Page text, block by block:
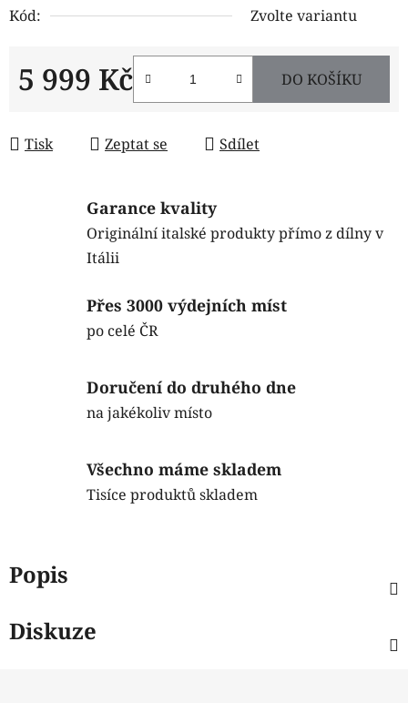
Kód:
Zvolte variantu
5 999 Kč DO KOŠÍKU
Tisk Zeptat se Sdílet
Garance kvality
Originální italské produkty přímo z dílny v
Itálii
Přes 3000 výdejních míst
po celé ČR
Doručení do druhého dne
na jakékoliv místo
Všechno máme skladem
Tisíce produktů skladem
Popis
Diskuze